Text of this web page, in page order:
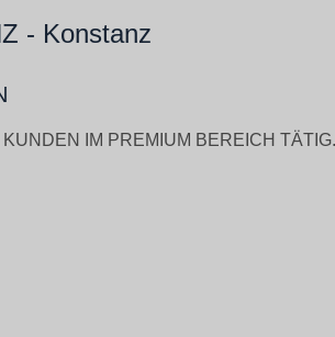
- Konstanz
IM PREMIUM BEREICH